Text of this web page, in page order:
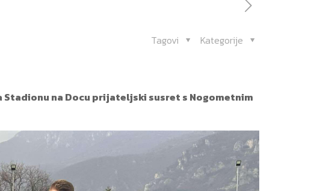
Kategorije
Tagovi
na Docu prijateljski susret s Nogometnim